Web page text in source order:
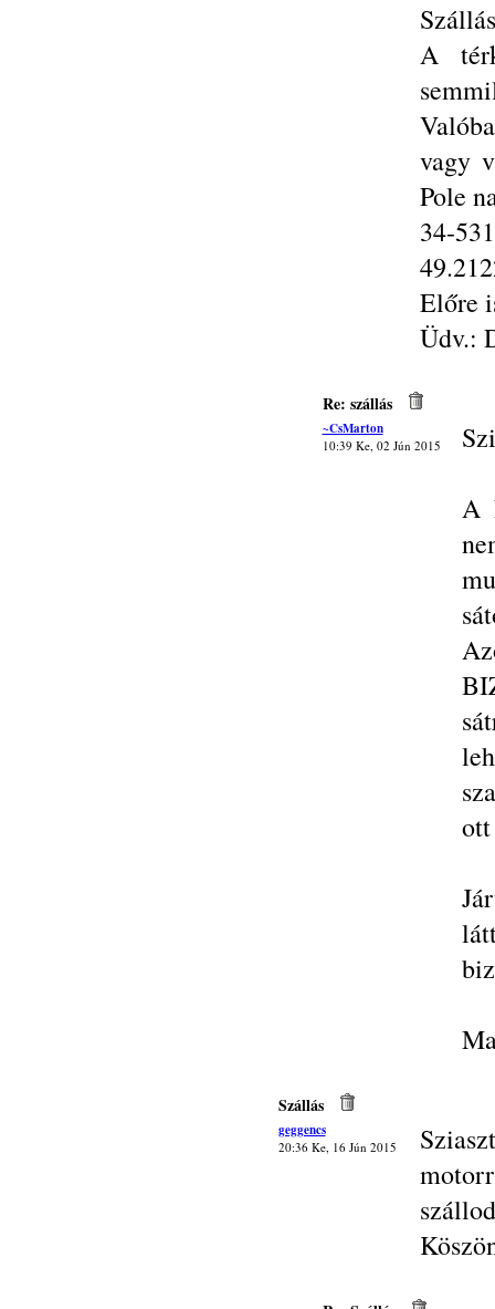
A
vagy
Pole
34-
Előre
Üdv.:
Re: szállás
~CsMarton
10:39 Ke, 02 Jún 2015
A
Szállás
geggencs
20:36 Ke, 16 Jún 2015